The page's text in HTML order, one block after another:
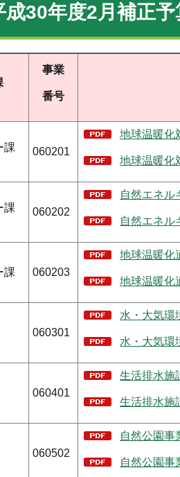
成30年度2月補正
事業
番号
課 060201
地球温暖化
地球温暖化
課 060202
自然エネル
自然エネル
課 060203
地球温暖化
地球温暖化
060301
水・大気環
水・大気環
060401
生活排水施
生活排水施
060502
自然公園事
自然公園事